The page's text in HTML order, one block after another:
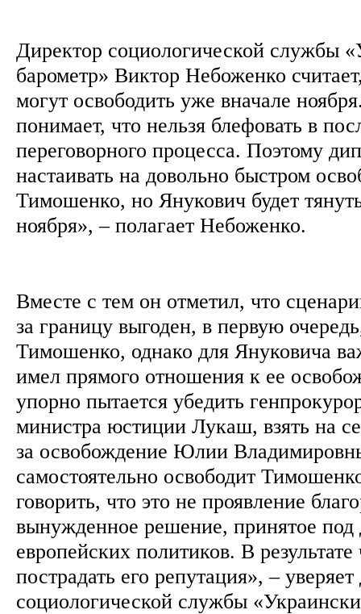
Директор социологической службы
барометр» Виктор Небоженко
могут освободить уже вначале
понимает, что нельзя блефовать в
переговорного процесса. Поэтому
настаивать на довольно быстром
Тимошенко, но Янукович будет
ноября», – полагает Небоженко.
Вместе с тем он отметил, что
за границу выгоден, в первую
Тимошенко, однако для Януковича
имел прямого отношения к ее
упорно пытается убедить
министра юстиции Лукаш, взять на
за освобождение Юлии
самостоятельно освободит
говорить, что это не проявление
вынужденное решение, принятое под
европейских политиков. В
пострадать его репутация», –
социологической службы